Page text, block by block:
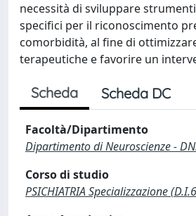
necessità di sviluppare
specifici per il riconoscimento
comorbidità, al fine di
terapeutiche e favorire un
Scheda Scheda DC
Facoltà/Dipartimento
Dipartimento di Neuroscienze -
Corso di studio
PSICHIATRIA Specializzazione